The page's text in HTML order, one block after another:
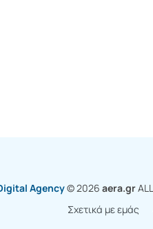
Agency© 2026 aera.gr
Σχετικά με εμάς